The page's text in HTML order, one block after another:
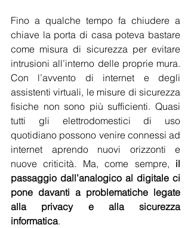
Fino a qualche tempo fa chiudere a
chiave la porta di casa poteva bastare
come misura di sicurezza per evitare
intrusioni all’interno delle proprie mura.
Con l’avvento di internet e degli
assistenti virtuali, le misure di sicurezza
fisiche non sono più sufficienti. Quasi
tutti gli elettrodomestici di uso
quotidiano possono venire connessi ad
internet aprendo nuovi orizzonti e
nuove criticità. Ma, come sempre, il
passaggio dall’analogico al digitale ci
pone davanti a problematiche legate
alla privacy e alla sicurezza
informatica.